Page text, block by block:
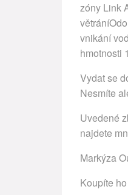
zóny Link
vnikání
hmotnosti
Vydat se
Nesmíte
Uvedené
najdete
Markýza
Koupíte